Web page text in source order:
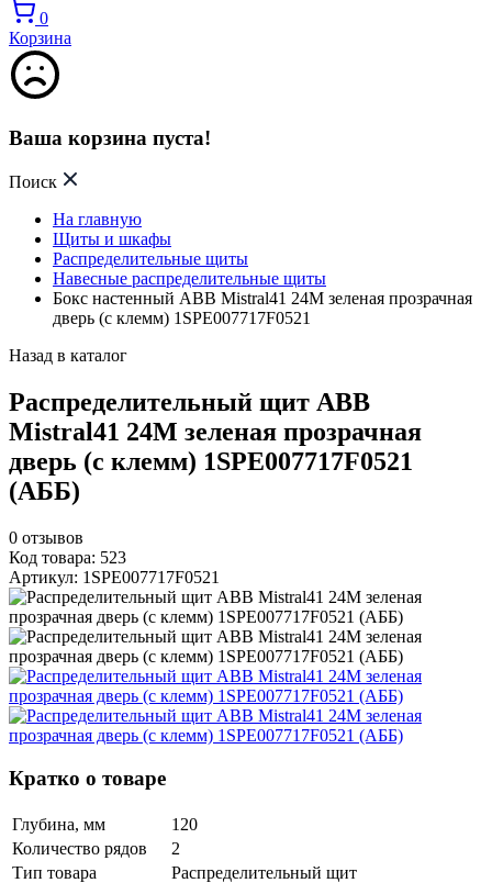
0
Корзина
Ваша корзина пуста!
Поиск
На главную
Щиты и шкафы
Распределительные щиты
Навесные распределительные щиты
Бокс настенный ABB Mistral41 24М зеленая прозрачная
дверь (c клемм) 1SPE007717F0521
Назад в каталог
Распределительный щит ABB
Mistral41 24М зеленая прозрачная
дверь (c клемм) 1SPE007717F0521
(АББ)
0 отзывов
Код товара: 523
Артикул: 1SPE007717F0521
Кратко о товаре
Глубина, мм
120
Количество рядов
2
Тип товара
Распределительный щит